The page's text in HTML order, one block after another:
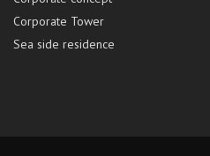
Corporate Tower
Sea side residence